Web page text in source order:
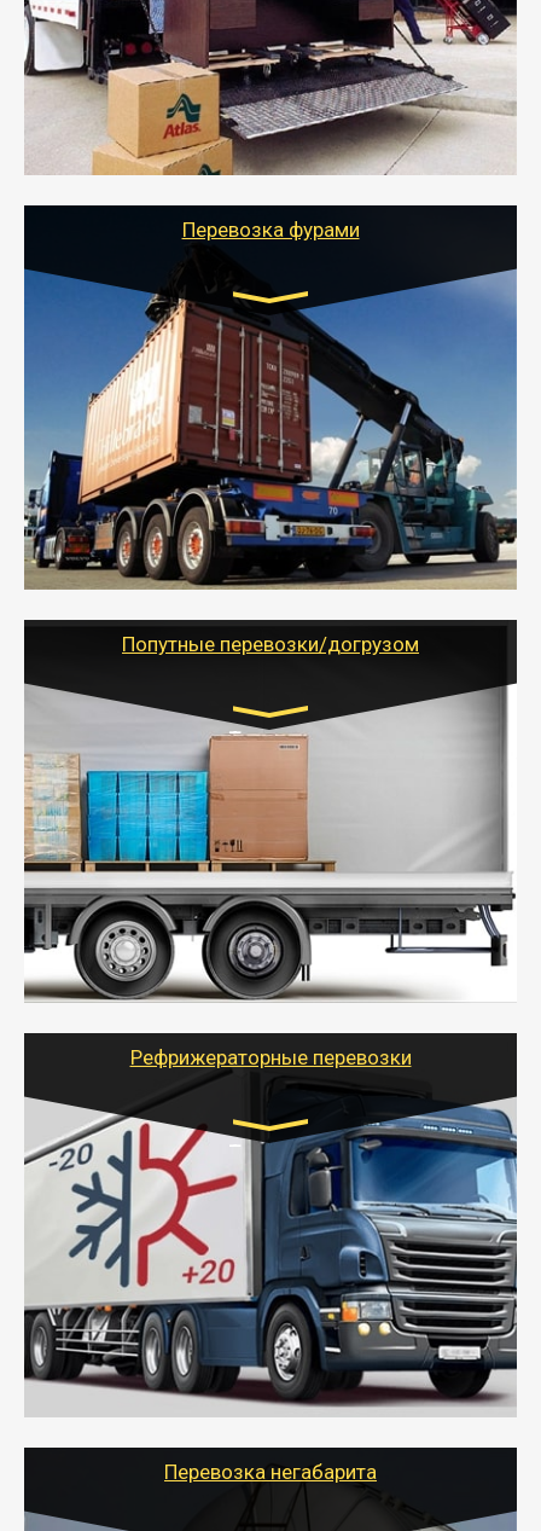
- Служебный или военный переезд может быть на
отдельном авто или догрузом (по меньшей
стоимости).
- Тайгер Логистик подберет автотранспорт, быстро и
качественно организует переезд к новому месту
службы или работы с гарантией сохранности груза и
оформлением документов, подтверждающих
Перевозка фурами
Транспорт:
Еврофура Тент от 5 до 10 тонн
грузоподъемность
от 10 000 руб. Возможен догруз
- Доставка фурой до 20 т возможна для больших
объемов грузов, упакованных в коробки, мешки,
паллеты и россыпью в самые отдаленные места
России с гарантией полной сохранности.
- Тайгер Логистик предоставляет услуги по
грузоперевозкам для физических и юридических лиц
Попутные перевозки/догрузом
Транспорт:
Газель (1,5 и 3 тонны), Бычок, Еврофура от 5 до
10 тонн
от 5000 руб. Возможен догруз
- Экономный способ доставить вещи от 200 кг в
другой город - догрузом или попутно. Попутные
грузоперевозки для физлиц, ИП и юрлиц обходятся
дешевле.
- Тайгер Логистик организует доставку
крупногабаритных и личных вещей по нужному
для погрузочно-разгрузочных работ при перевозке.
Рефрижераторные перевозки
Транспорт:
Газель (1,5 и 3 тонны), Бычок, Еврофура от 5 до
10 тонн
от 6000 руб.
- Рефрижераторные перевозки грузов с
соблюдением температурного режима, работающим
термописцем, санитарной обработкой кузова и мед.
книжкой у водителя.
- Тайгер Логистик поможет быстро перевезти
скоропортящиеся продукты в любой город России с
Перевозка негабарита